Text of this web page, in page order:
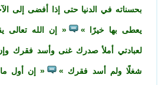
بحسناته في الدنيا حتى إذا أفضى إلى
يعطى بها خيرًا إن الله تعالى
لعبادتي أملأ صدرك غنى وأسد فقرك
شغلًا ولم أسد فقرك إن أول